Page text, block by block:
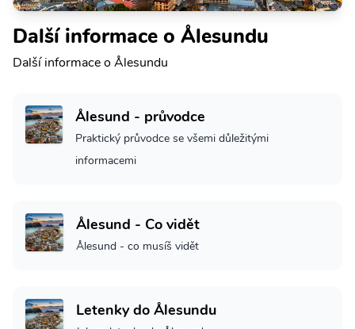
Další informace o Ålesundu
Další informace o Ålesundu
Ålesund - průvodce
Praktický průvodce se všemi důležitými
informacemi
Ålesund - Co vidět
Ålesund - co musíš vidět
Letenky do Ålesundu